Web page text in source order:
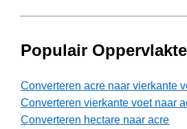
Populair
Converteren acre naar vierkante
Converteren vierkante voet naar
Converteren hectare naar acre